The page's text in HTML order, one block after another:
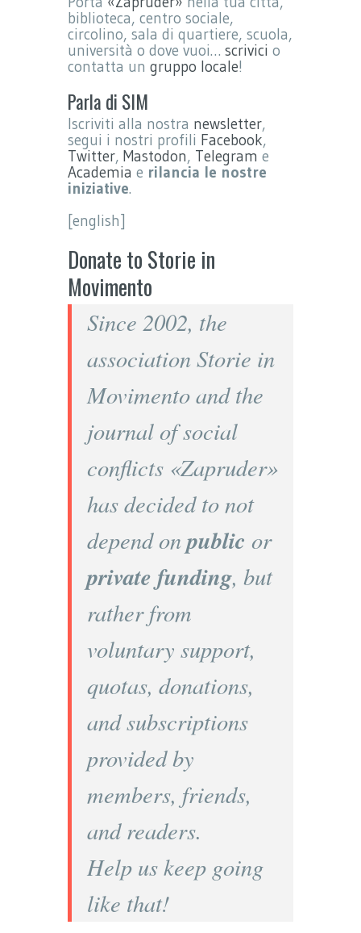
biblioteca, centro sociale,
circolino, sala di quartiere, scuola,
università o dove vuoi… scrivici o
contatta un gruppo locale!
Parla di SIM
Iscriviti alla nostra newsletter,
segui i nostri profili Facebook,
Twitter, Mastodon, Telegram e
Academia e rilancia le nostre
iniziative.
[english]
Donate to Storie in
Movimento
Since 2002, the
association Storie in
Movimento and the
journal of social
conflicts «Zapruder»
has decided to not
depend onpublic or
private funding, but
rather from
voluntary support,
quotas, donations,
and subscriptions
provided by
members, friends,
and readers.
Help us keep going
like that!